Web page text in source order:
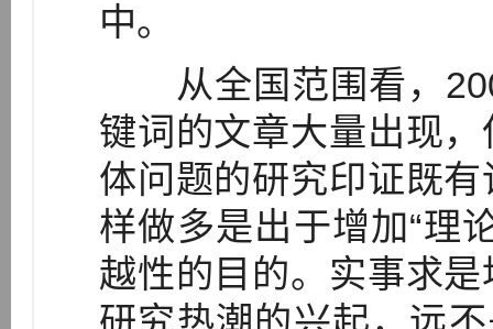
中。
从全国范围看，
键词的文章大量出现
体问题的研究印证既
样做多是出于增加“理
越性的目的。实事求